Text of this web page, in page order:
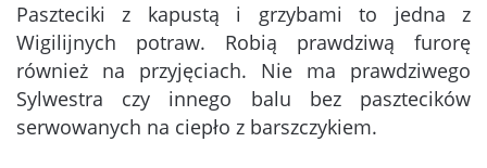
Paszteciki z kapustą i grzybami to jedna z
Wigilijnych potraw. Robią prawdziwą furorę
również na przyjęciach. Nie ma prawdziwego
Sylwestra czy innego balu bez pasztecików
serwowanych na ciepło z barszczykiem.